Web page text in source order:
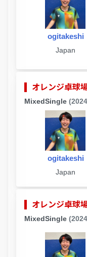
ogitakeshi
Japan
オレンジ卓球
MixedSingle
ogitakeshi
Japan
オレンジ卓球
MixedSingle